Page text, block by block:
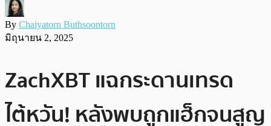
By Chaiyatorn Buthsoontorn
มิถุนายน 2, 2025
ZachXBT แฉกระดานเทรด
ไต้หวัน! หลังพบถูกแฮ็กจนสูญ